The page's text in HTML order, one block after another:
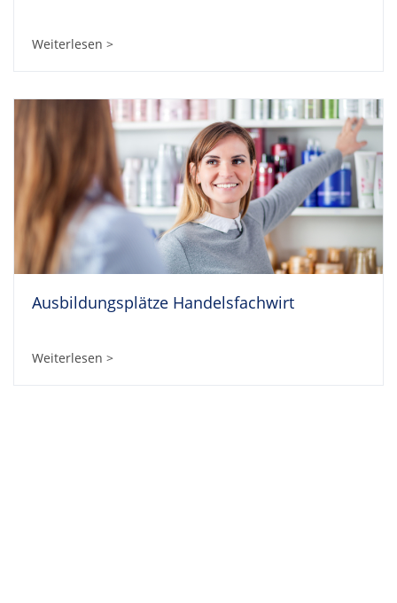
Weiterlesen >
Ausbildungsplätze Handelsfachwirt
Weiterlesen >